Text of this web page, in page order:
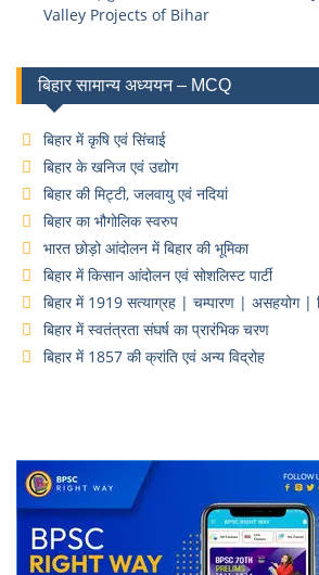
Valley Projects of Bihar
बिहार सामान्य अध्ययन – MCQ
बिहार में कृषि एवं सिंचाई
बिहार के खनिज एवं उद्योग
बिहार की मिट्टी, जलवायु एवं नदियां
बिहार का भौगोलिक स्वरुप
भारत छोड़ो आंदोलन में बिहार की भूमिका
बिहार में किसान आंदोलन एवं सोशलिस्ट पार्टी
बिहार में 1919 सत्याग्रह | चम्पारण | असहयोग
बिहार में स्वतंत्रता संघर्ष का प्रारंभिक चरण
बिहार में 1857 की क्रांति एवं अन्य विद्रोह